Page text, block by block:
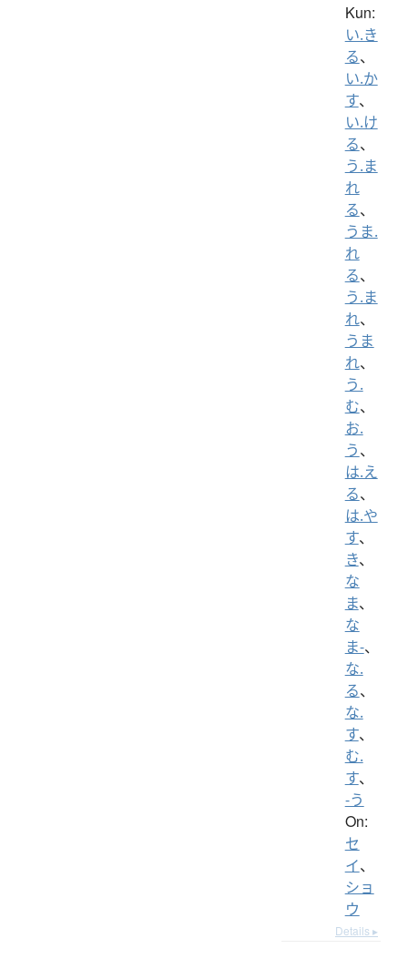
Kun:
い.き
る、
い.か
す、
い.け
る、
う.ま
れ
る、
うま.
れ
る、
う.ま
れ、
うま
れ、
う.
む、
お.
う、
は.え
る、
は.や
す、
き、
な
ま、
な
ま-、
な.
る、
な.
す、
む.
す、
-う
On:
セ
イ、
ショ
ウ
Details ▸